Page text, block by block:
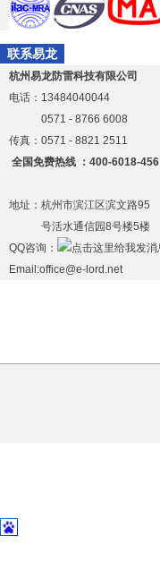
联系易龙
杭州易龙防雷科技有限公司
电话：13484040044
0571 - 8766 6008
传真：0571 - 8821 2511
全国免费热线 ：400-6018-456
地址：杭州市滨江区滨文路95
号活水通信园8号楼5楼
QQ咨询：
Email:office@e-lord.net